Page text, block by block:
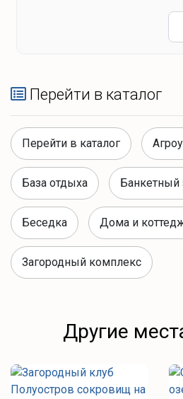
Перейти в каталог
Перейти в каталог
База отдыха Банкетный
Беседка Дома и
Загородный комплекс
Другие